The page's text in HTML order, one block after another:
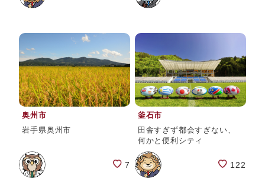
奥州市
岩手県奥州市
7
釜石市
田舎すぎず都会すぎない、
何かと便利シティ
122